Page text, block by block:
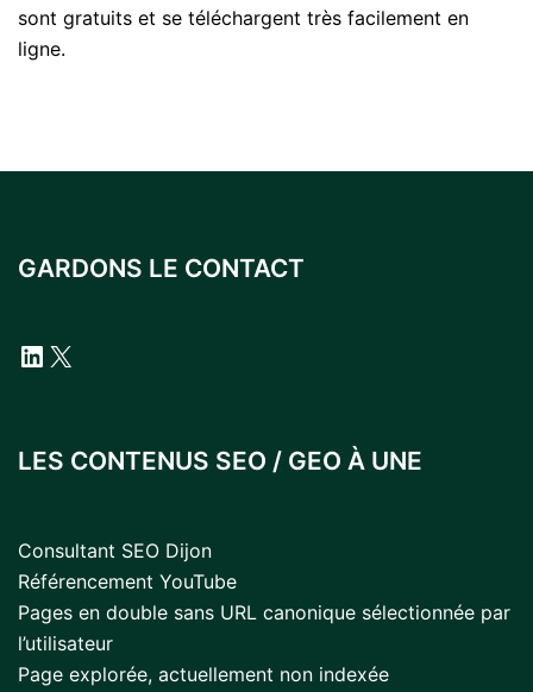
sont gratuits et se téléchargent très facilement en
ligne.
GARDONS LE CONTACT
LinkedIn
X
LES CONTENUS SEO / GEO À UNE
Consultant SEO Dijon
Référencement YouTube
Pages en double sans URL canonique sélectionnée par
l’utilisateur
Page explorée, actuellement non indexée